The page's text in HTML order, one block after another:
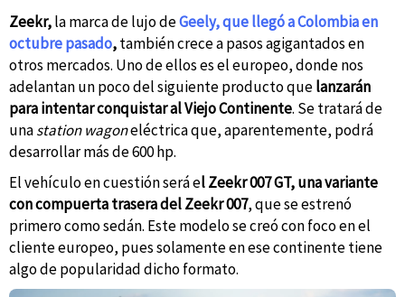
Zeekr,la marca de lujo deGeely, que llegó a Colombia en
octubre pasado,también crece a pasos agigantados en
otros mercados. Uno de ellos es el europeo, donde nos
adelantan un poco del siguiente producto quelanzarán
para intentar conquistar al Viejo Continente. Se tratará de
unastation wagoneléctrica que, aparentemente, podrá
desarrollar más de 600 hp.
El vehículo en cuestión será el Zeekr 007 GT, una variante
con compuerta trasera del Zeekr 007, que se estrenó
primero como sedán. Este modelo se creó con foco en el
cliente europeo, pues solamente en ese continente tiene
algo de popularidad dicho formato.